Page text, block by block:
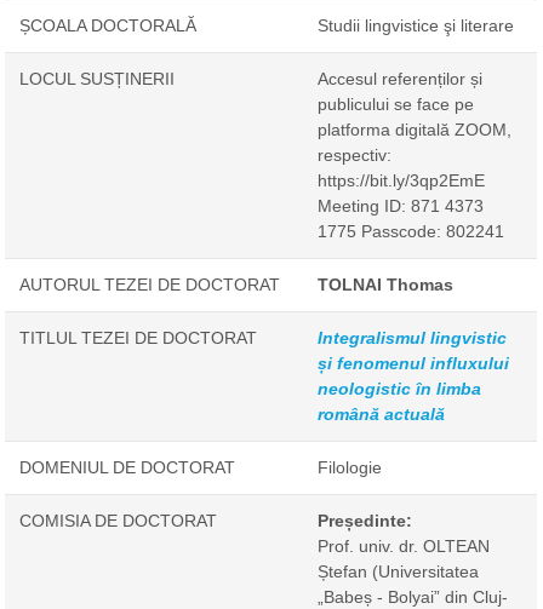
ȘCOALA DOCTORALĂ Studii lingvistice şi literare
LOCUL SUSȚINERII
Accesul referenților și
publicului se face pe
platforma digitală ZOOM,
respectiv:
https://bit.ly/3qp2EmE
Meeting ID: 871 4373
1775 Passcode: 802241
AUTORUL TEZEI DE DOCTORAT TOLNAI Thomas
TITLUL TEZEI DE DOCTORAT
Integralismul lingvistic
și fenomenul influxului
neologistic în limba
română actuală
DOMENIUL DE DOCTORAT Filologie
COMISIA DE DOCTORAT
Președinte:
Prof. univ. dr. OLTEAN
Ștefan (Universitatea
„Babeș - Bolyai” din Cluj-